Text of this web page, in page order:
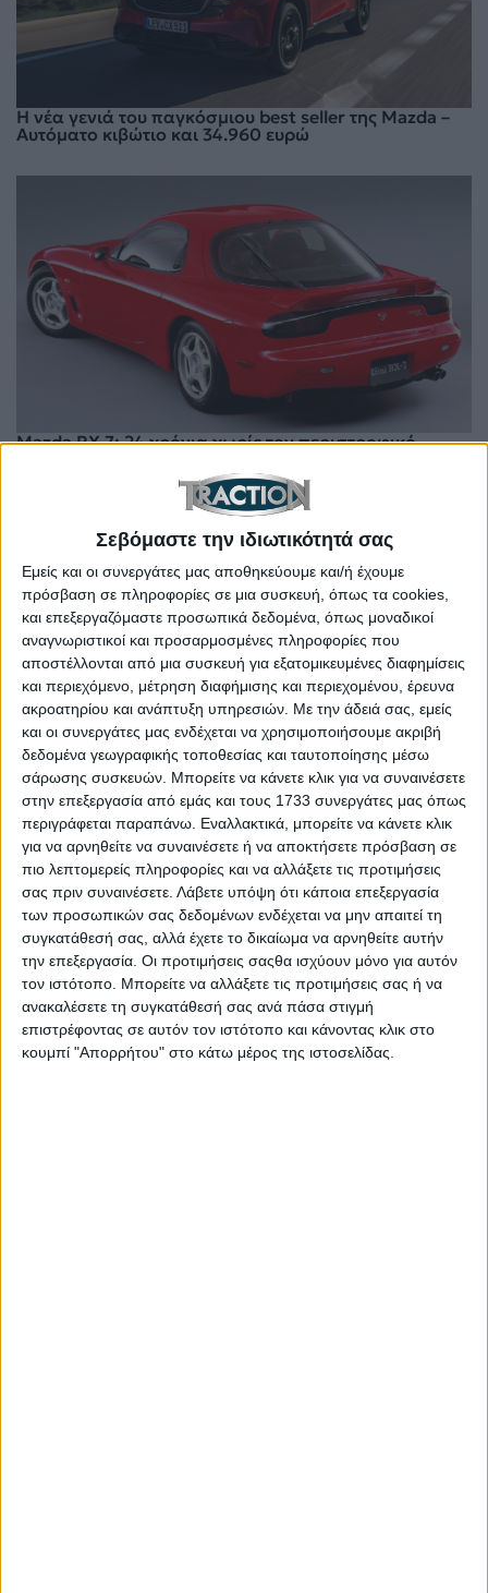
Σεβόμαστε την ιδιωτικότητά σας
Εμείς και οι συνεργάτες μας αποθηκεύουμε και/ή έχουμε
πρόσβαση σε πληροφορίες σε μια συσκευή, όπως τα cookies,
και επεξεργαζόμαστε προσωπικά δεδομένα, όπως μοναδικοί
αναγνωριστικοί και προσαρμοσμένες πληροφορίες που
αποστέλλονται από μια συσκευή για εξατομικευμένες διαφημίσεις
και περιεχόμενο, μέτρηση διαφήμισης και περιεχομένου, έρευνα
ακροατηρίου και ανάπτυξη υπηρεσιών. Με την άδειά σας, εμείς
και οι συνεργάτες μας ενδέχεται να χρησιμοποιήσουμε ακριβή
δεδομένα γεωγραφικής τοποθεσίας και ταυτοποίησης μέσω
σάρωσης συσκευών. Μπορείτε να κάνετε κλικ για να συναινέσετε
στην επεξεργασία από εμάς και τους 1733 συνεργάτες μας όπως
περιγράφεται παραπάνω. Εναλλακτικά, μπορείτε να κάνετε κλικ
για να αρνηθείτε να συναινέσετε ή να αποκτήσετε πρόσβαση σε
πιο λεπτομερείς πληροφορίες και να αλλάξετε τις προτιμήσεις
σας πριν συναινέσετε. Λάβετε υπόψη ότι κάποια επεξεργασία
των προσωπικών σας δεδομένων ενδέχεται να μην απαιτεί τη
συγκατάθεσή σας, αλλά έχετε το δικαίωμα να αρνηθείτε αυτήν
την επεξεργασία. Οι προτιμήσεις σαςθα ισχύουν μόνο για αυτόν
τον ιστότοπο. Μπορείτε να αλλάξετε τις προτιμήσεις σας ή να
ανακαλέσετε τη συγκατάθεσή σας ανά πάσα στιγμή
επιστρέφοντας σε αυτόν τον ιστότοπο και κάνοντας κλικ στο
κουμπί "Απορρήτου" στο κάτω μέρος της ιστοσελίδας.
Η νέα γενιά του παγκόσμιου best seller της Mazda –
Αυτόματο κιβώτιο και 34.960 ευρώ
Mazda RX-7: 24 χρόνια χωρίς τον περιστροφικό
Το μοντέλο με την κορυφαία σχεδίαση για το 2026 –
Ιαπωνικό με 258 ίππους